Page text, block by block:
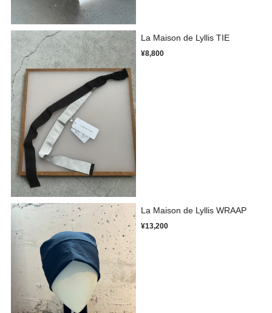
La Maison de Lyllis TIE
¥8,800
La Maison de Lyllis WRAAP
¥13,200